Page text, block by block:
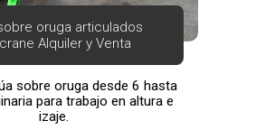
oruga articulados
Alquiler y Venta
sobre oruga desde 6 hasta
para trabajo en altura e
izaje.